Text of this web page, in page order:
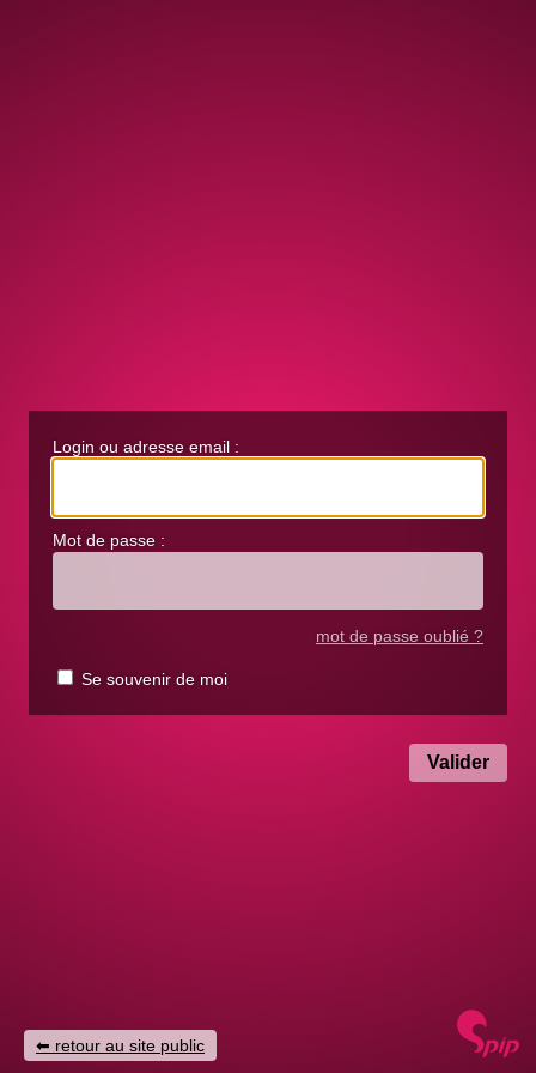
Login ou adresse email :
Mot de passe :
mot de passe oublié ?
Se souvenir de moi
retour au site public